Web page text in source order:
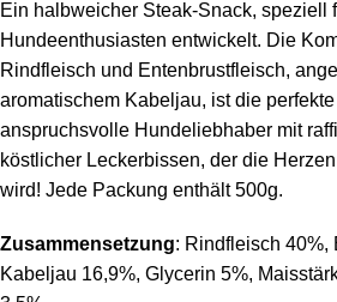
Ein halbweicher Steak-Snack, speziell
Hundeenthusiasten entwickelt. Die
Rindfleisch und Entenbrustfleisch,
aromatischem Kabeljau, ist die
anspruchsvolle Hundeliebhaber mit
köstlicher Leckerbissen, der die
wird! Jede Packung enthält 500g.
Zusammensetzung: Rindfleisch 40%,
Kabeljau 16,9%, Glycerin 5%,